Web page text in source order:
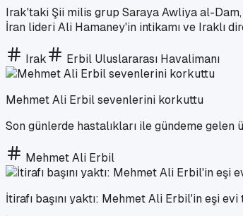
Irak'taki Şii milis grup Saraya Awliya al-Dam,
İran lideri Ali Hamaney'in intikamı ve Iraklı
Irak Erbil Uluslararası Havalimanı
Mehmet Ali Erbil sevenlerini korkuttu
Son günlerde hastalıkları ile gündeme
Mehmet Ali Erbil
İtirafı başını yaktı: Mehmet Ali Erbil'in eşi